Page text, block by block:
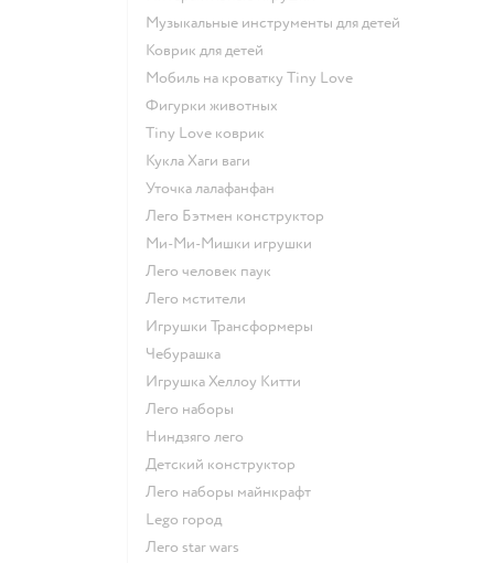
Музыкальные инструменты для детей
Коврик для детей
Мобиль на кроватку Tiny Love
Фигурки животных
Tiny Love коврик
Кукла Хаги ваги
Уточка лалафанфан
Лего Бэтмен конструктор
Ми-Ми-Мишки игрушки
Лего человек паук
Лего мстители
Игрушки Трансформеры
Чебурашка
Игрушка Хеллоу Китти
Лего наборы
Ниндзяго лего
Детский конструктор
Лего наборы майнкрафт
Lego город
Лего star wars